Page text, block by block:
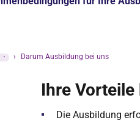
› Darum Ausbildung bei uns
Ihre Vorteile
Die Ausbildung